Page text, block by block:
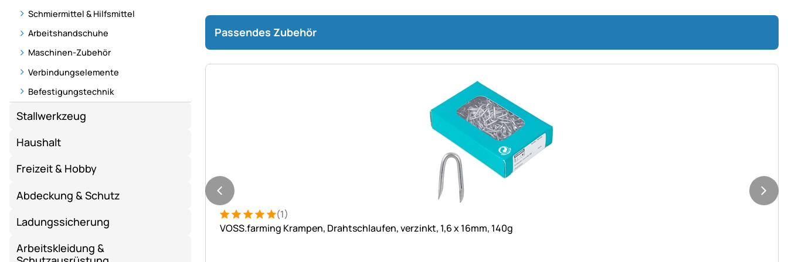
Schmiermittel & Hilfsmittel
Arbeitshandschuhe
Maschinen-Zubehör
Verbindungselemente
Befestigungstechnik
Stallwerkzeug
Haushalt
Freizeit & Hobby
Abdeckung & Schutz
Ladungssicherung
Arbeitskleidung &
Passendes Zubehör
Bewertung: 5 von 5 (1 Bewertungen)
1 Bewertung (1)
VOSS.farming Krampen, Drahtschlaufen, verzinkt, 1,6 x 16mm, 140g